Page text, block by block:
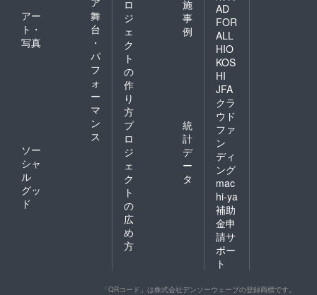
アー
ト・
写真
舞
台
・
パ
フ
ォ
ー
マ
ン
ス
ソー
シャ
ル
グッ
ド
ロ
ジ
ェ
ク
ト
の
作
り
方
施
事
例
プ
ロ
ジ
ェ
ク
ト
の
広
め
方
統
計
デ
ー
タ
AD
FOR
ALL
HIO
KOS
HI
JFA
クラ
ウド
ファ
ン
ディ
ング
mac
hi-ya
補助
金申
請サ
ポー
ト
「QRコード」は株式会社デンソーウェーブの登録商標です。